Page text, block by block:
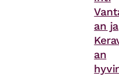
an ja
an